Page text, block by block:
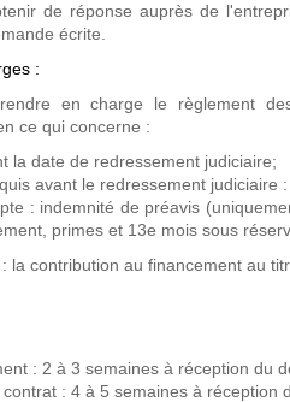
de réponse auprès de
écrite.
:
en charge le règlement
ce qui concerne :
la date de redressement judiciaire;
avant le redressement judiciaire
: indemnité de préavis
primes et 13e mois sous
la contribution au financement au
: 2 à 3 semaines à réception du
: 4 à 5 semaines à réception